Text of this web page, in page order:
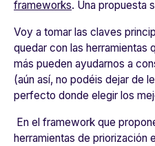
frameworks. Una propuesta
Voy a tomar las claves
quedar con las herramientas
más pueden ayudarnos a
(aún así, no podéis dejar de
perfecto donde elegir los
En el framework que
herramientas de priorización